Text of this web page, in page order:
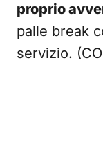
proprio
palle break
servizio.